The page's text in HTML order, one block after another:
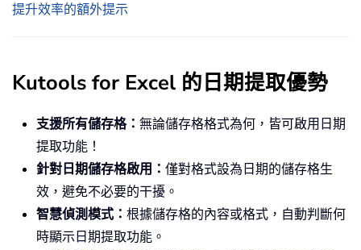
提升效率的額外提示
Kutools for Excel 的日期提取優勢
支援所有儲存格： 無論儲存格格式為何，皆可啟用日期
提取功能！
針對日期儲存格啟用： 僅對格式設為日期的儲存格生
效，避免不必要的干擾。
智慧偵測模式： 根據儲存格的內容或格式，自動判斷何
時顯示日期提取功能。